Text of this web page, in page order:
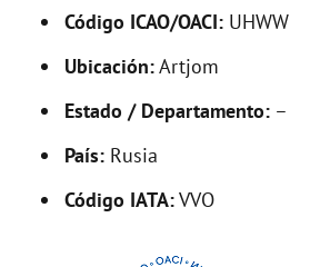
e
o
Código ICAO/OACI: UHWW
Ubicación:Artjom
Estado / Departamento: –
País: Rusia
Código IATA:VVO